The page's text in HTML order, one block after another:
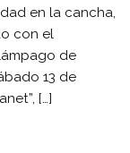
en la cancha,
con el
de
13 de
[…]